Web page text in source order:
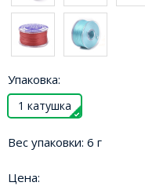
Упаковка:
1 катушка
Вес упаковки: 6 г
Цена: